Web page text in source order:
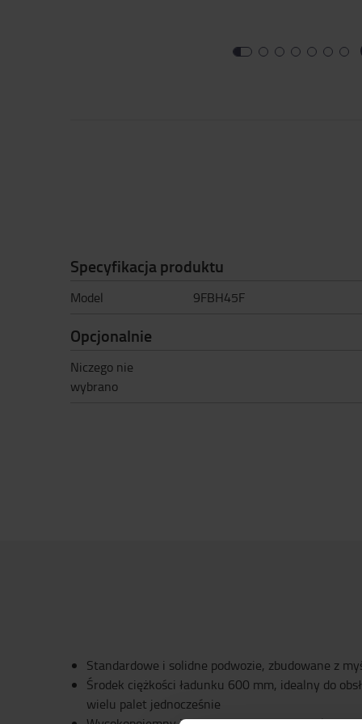
Specyfikacja produktu
Model 9FBH45F
Opcjonalnie
Niczego nie
wybrano
Standardowe i solidne podwozie, zbudowane z
Środek ciężkości ładunku 600 mm, idealny do
wielu palet jednocześnie